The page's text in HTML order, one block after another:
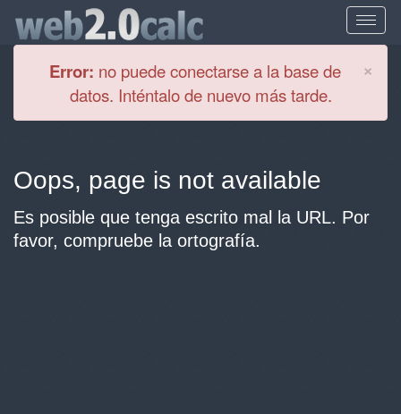
×
Error: no puede conectarse a la base de
datos. Inténtalo de nuevo más tarde.
Oops, page is not available
Es posible que tenga escrito mal la URL. Por
favor, compruebe la ortografía.